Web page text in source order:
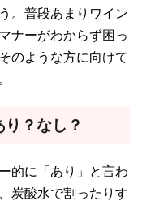
。普段あまりワイン
ナーがわからず困っ
のような方に向けて
？なし？
的に「あり」と言わ
炭酸水で割ったりす